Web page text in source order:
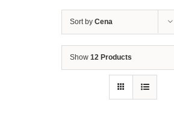
Sort by Cena
Show 12 Products